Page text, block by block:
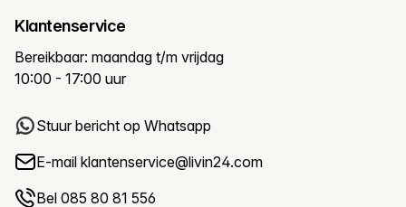
Klantenservice
Bereikbaar: maandag t/m vrijdag
10:00 - 17:00 uur
Stuur bericht op Whatsapp
E-mail klantenservice@livin24.com
Bel 085 80 81 556